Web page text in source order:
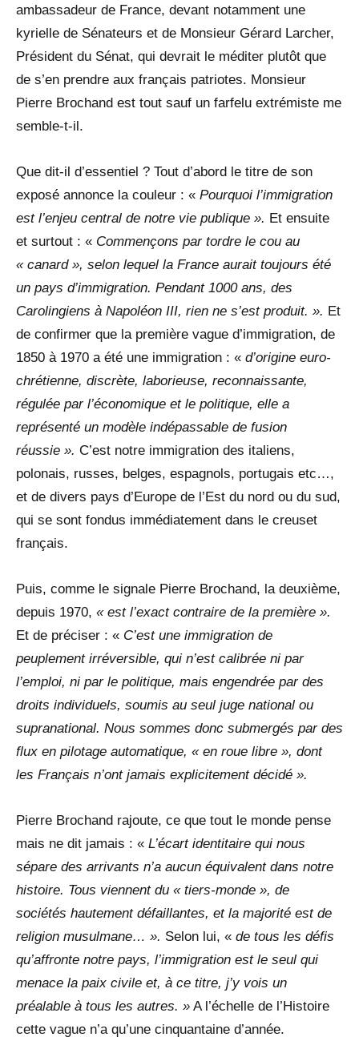
ambassadeur de France, devant notamment une
kyrielle de Sénateurs et de Monsieur Gérard Larcher,
Président du Sénat, qui devrait le méditer plutôt que
de s’en prendre aux français patriotes. Monsieur
Pierre Brochand est tout sauf un farfelu extrémiste me
semble-t-il.
Que dit-il d’essentiel ? Tout d’abord le titre de son
exposé annonce la couleur : « Pourquoi l’immigration
est l’enjeu central de notre vie publique ». Et ensuite
et surtout : « Commençons par tordre le cou au
« canard », selon lequel la France aurait toujours été
un pays d’immigration. Pendant 1000 ans, des
Carolingiens à Napoléon III, rien ne s’est produit. ». Et
de confirmer que la première vague d’immigration, de
1850 à 1970 a été une immigration : « d’origine euro-
chrétienne, discrète, laborieuse, reconnaissante,
régulée par l’économique et le politique, elle a
représenté un modèle indépassable de fusion
réussie ». C’est notre immigration des italiens,
polonais, russes, belges, espagnols, portugais etc…,
et de divers pays d’Europe de l’Est du nord ou du sud,
qui se sont fondus immédiatement dans le creuset
français.
Puis, comme le signale Pierre Brochand, la deuxième,
depuis 1970, « est l’exact contraire de la première ».
Et de préciser : « C’est une immigration de
peuplement irréversible, qui n’est calibrée ni par
l’emploi, ni par le politique, mais engendrée par des
droits individuels, soumis au seul juge national ou
supranational. Nous sommes donc submergés par des
flux en pilotage automatique, « en roue libre », dont
les Français n’ont jamais explicitement décidé ».
Pierre Brochand rajoute, ce que tout le monde pense
mais ne dit jamais : « L’écart identitaire qui nous
sépare des arrivants n’a aucun équivalent dans notre
histoire. Tous viennent du « tiers-monde », de
sociétés hautement défaillantes, et la majorité est de
religion musulmane… ». Selon lui, « de tous les défis
qu’affronte notre pays, l’immigration est le seul qui
menace la paix civile et, à ce titre, j’y vois un
préalable à tous les autres. » A l’échelle de l’Histoire
cette vague n’a qu’une cinquantaine d’année.